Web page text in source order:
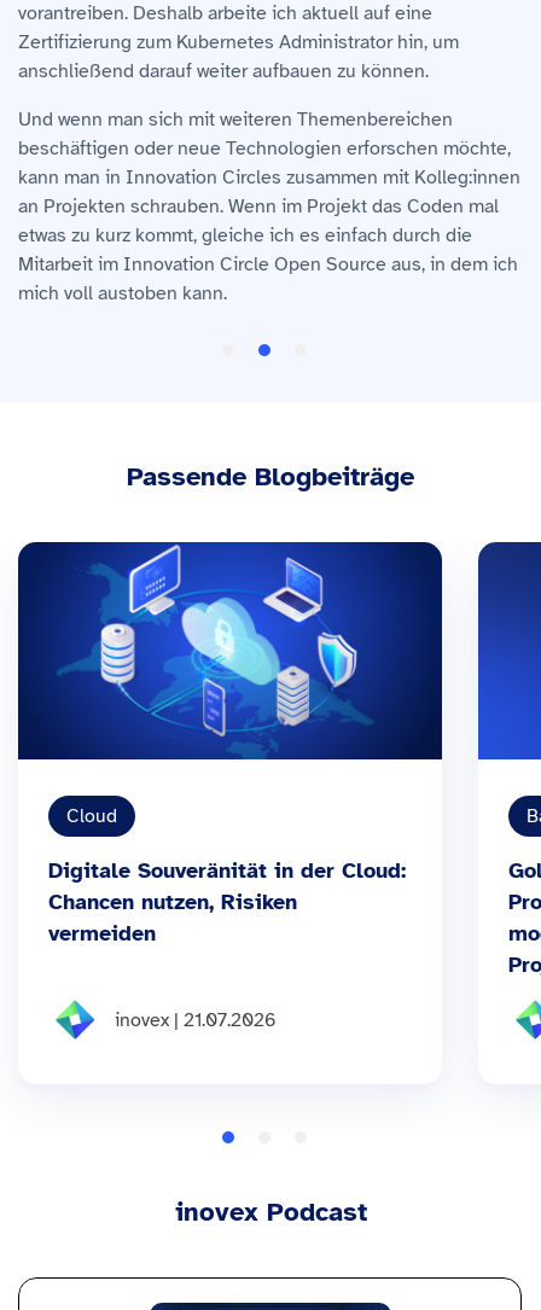
vorantreiben. Deshalb arbeite ich aktuell auf eine
Zertifizierung zum Kubernetes Administrator hin, um
anschließend darauf weiter aufbauen zu können.
Und wenn man sich mit weiteren Themenbereichen
beschäftigen oder neue Technologien erforschen möchte,
kann man in Innovation Circles zusammen mit Kolleg:innen
an Projekten schrauben. Wenn im Projekt das Coden mal
etwas zu kurz kommt, gleiche ich es einfach durch die
Mitarbeit im Innovation Circle Open Source aus, in dem ich
mich voll austoben kann.
Eigeninitiative zeigt, kann wirklich etwas bewegen!
Außerdem herrscht trotz der Vielfalt an Projekten eine
freundschaftliche Atmosphäre bei uns. Wir unterstützen
Nicht nur beruflich, sondern auch privat unternehmen wir
viel zusammen. Ob Team-Events, Sport oder einfach nur
gemeinsames Mittagessen – der Zusammenhalt mit
meinen Kolleg:innen ist echt spitze.
Fun Fact: Durch inovex habe ich das Bouldern für mich
entdeckt und es ist mittlerweile zu meinem Hauptsport
treiben nicht nur in unseren Pausen, sondern auch nach
Passende Blogbeiträge
Cloud
Digitale Souveränität in der Cloud:
Chancen nutzen, Risiken
vermeiden
inovex | 21.07.2026
inovex Podcast